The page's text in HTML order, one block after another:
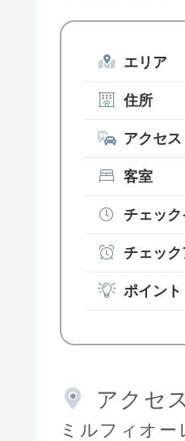
エリア
住所
アクセス
客室
チェック
チェック
ポイント
アクセ
ミルフィオー